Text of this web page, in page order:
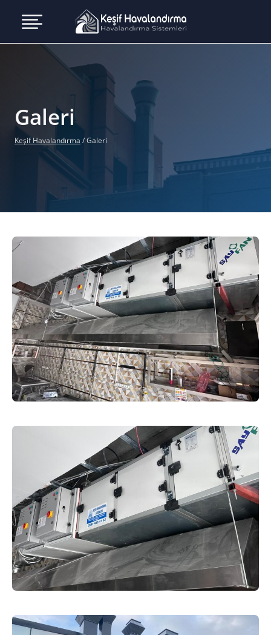
content
Galeri
Keşif Havalandırma /Galeri